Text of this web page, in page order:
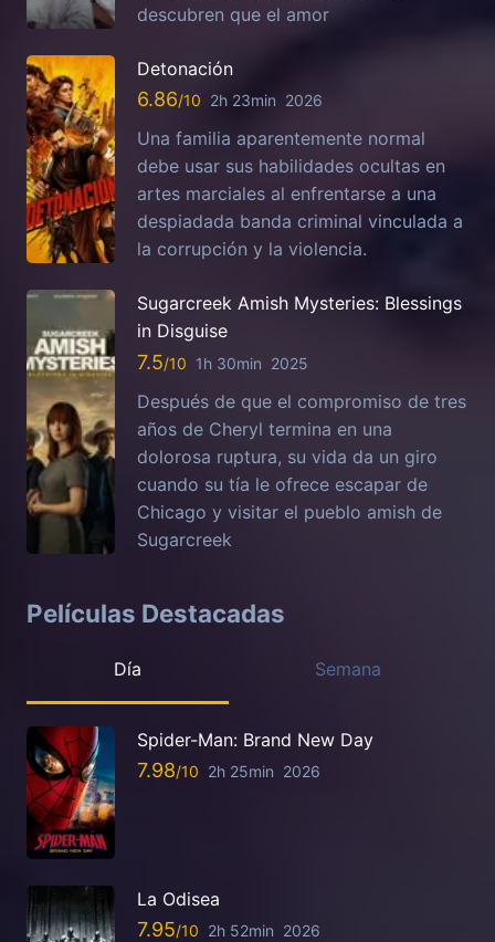
descubren que el amor
Detonación
6.86 2h 23min 2026
Una familia aparentemente normal
debe usar sus habilidades ocultas en
artes marciales al enfrentarse a una
despiadada banda criminal vinculada a
la corrupción y la violencia.
Sugarcreek Amish Mysteries: Blessings
in Disguise
7.5 1h 30min 2025
Después de que el compromiso de tres
años de Cheryl termina en una
dolorosa ruptura, su vida da un giro
cuando su tía le ofrece escapar de
Chicago y visitar el pueblo amish de
Sugarcreek
Películas Destacadas
Día Semana
Spider-Man: Brand New Day
7.98 2h 25min 2026
La Odisea
7.95 2h 52min 2026